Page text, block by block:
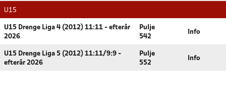
U15
U15 Drenge Liga 4 (2012) 11:11 - efterår
2026
Pulje
542
Info
U15 Drenge Liga 5 (2012) 11:11/9:9 -
efterår 2026
Pulje
552
Info